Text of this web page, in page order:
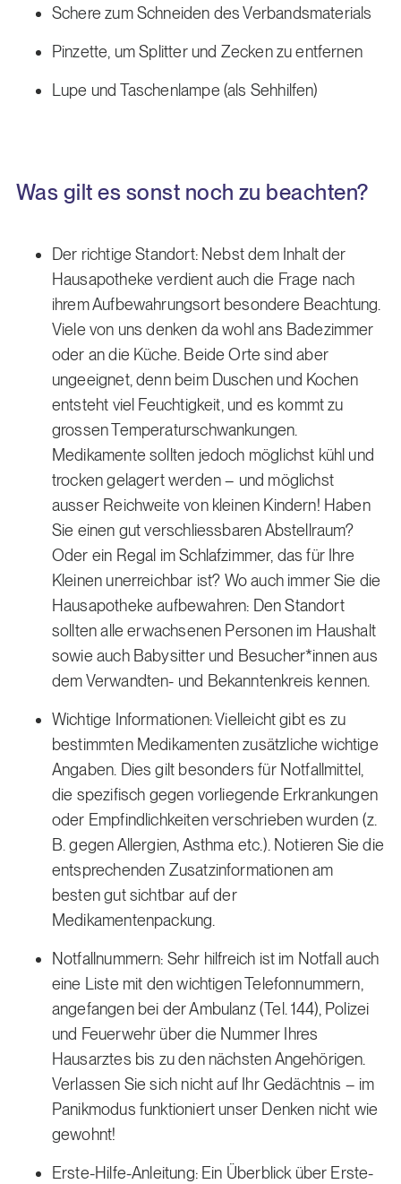
Schere zum Schneiden des Verbandsmaterials
Pinzette, um Splitter und Zecken zu entfernen
Lupe und Taschenlampe (als Sehhilfen)
Was gilt es sonst noch zu beachten?
Der richtige Standort: Nebst dem Inhalt der
Hausapotheke verdient auch die Frage nach
ihrem Aufbewahrungsort besondere Beachtung.
Viele von uns denken da wohl ans Badezimmer
oder an die Küche. Beide Orte sind aber
ungeeignet, denn beim Duschen und Kochen
entsteht viel Feuchtigkeit, und es kommt zu
grossen Temperaturschwankungen.
Medikamente sollten jedoch möglichst kühl und
trocken gelagert werden – und möglichst
ausser Reichweite von kleinen Kindern! Haben
Sie einen gut verschliessbaren Abstellraum?
Oder ein Regal im Schlafzimmer, das für Ihre
Kleinen unerreichbar ist? Wo auch immer Sie die
Hausapotheke aufbewahren: Den Standort
sollten alle erwachsenen Personen im Haushalt
sowie auch Babysitter und Besucher*innen aus
dem Verwandten- und Bekanntenkreis kennen.
Wichtige Informationen: Vielleicht gibt es zu
bestimmten Medikamenten zusätzliche wichtige
Angaben. Dies gilt besonders für Notfallmittel,
die spezifisch gegen vorliegende Erkrankungen
oder Empfindlichkeiten verschrieben wurden (z.
B. gegen Allergien, Asthma etc.). Notieren Sie die
entsprechenden Zusatzinformationen am
besten gut sichtbar auf der
Medikamentenpackung.
Notfallnummern: Sehr hilfreich ist im Notfall auch
eine Liste mit den wichtigen Telefonnummern,
angefangen bei der Ambulanz (Tel. 144), Polizei
und Feuerwehr über die Nummer Ihres
Hausarztes bis zu den nächsten Angehörigen.
Verlassen Sie sich nicht auf Ihr Gedächtnis – im
Panikmodus funktioniert unser Denken nicht wie
gewohnt!
Erste-Hilfe-Anleitung: Ein Überblick über Erste-